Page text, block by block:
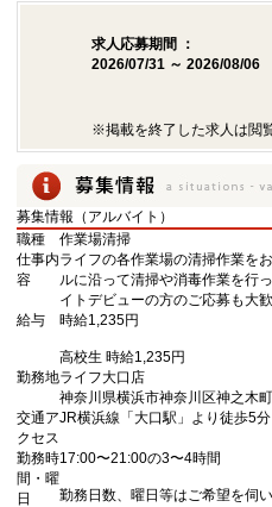
求人応募期間 ：
2026/07/31 ～ 2026/08/06
※掲載を終了した求人は閲
募集情報（アルバイト）
職種
作業場清掃
仕事内
容
ライフの各作業場の清掃作業を
ルに沿って清掃や消毒作業を行
イトデビューの方のご応募も大
給与
時給1,235円
高校生 時給1,235円
勤務地ライフ大口店
神奈川県横浜市神奈川区神之木
交通ア
クセス
JR横浜線「大口駅」より徒歩5分
勤務時
間・曜
日
17:00〜21:00の3〜4時間
勤務日数、曜日等はご希望を伺